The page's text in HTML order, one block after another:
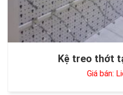
Kệ treo thớt
Giá bán: